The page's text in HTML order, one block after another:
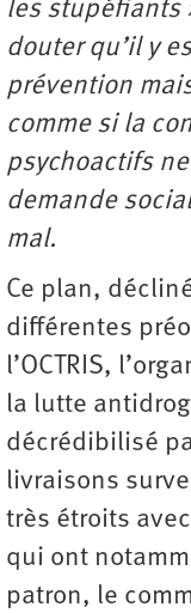
les stupéfiants
douter qu’il y
prévention
comme si la
psychoactifs
demande
mal.
Ce plan,
différentes
l’OCTRIS,
la lutte
décrédibilisé
livraisons
très étroits
qui ont
patron, le